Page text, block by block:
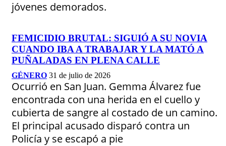
jóvenes demorados.
FEMICIDIO BRUTAL: SIGUIÓ A SU NOVIA
CUANDO IBA A TRABAJAR Y LA MATÓ A
PUÑALADAS EN PLENA CALLE
GÉNERO 31 de julio de 2026
Ocurrió en San Juan. Gemma Álvarez fue
encontrada con una herida en el cuello y
cubierta de sangre al costado de un camino.
El principal acusado disparó contra un
Policía y se escapó a pie